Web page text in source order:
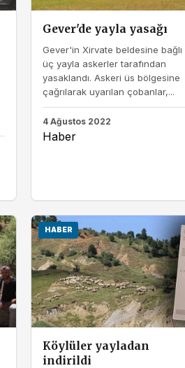
Gever'de yayla yasağı
Gever'in Xirvate beldesine bağlı
üç yayla askerler tarafından
yasaklandı. Askeri üs bölgesine
çağrılarak uyarılan çobanlar,...
4 Ağustos 2022
Haber
HABER
Köylüler yayladan
indirildi